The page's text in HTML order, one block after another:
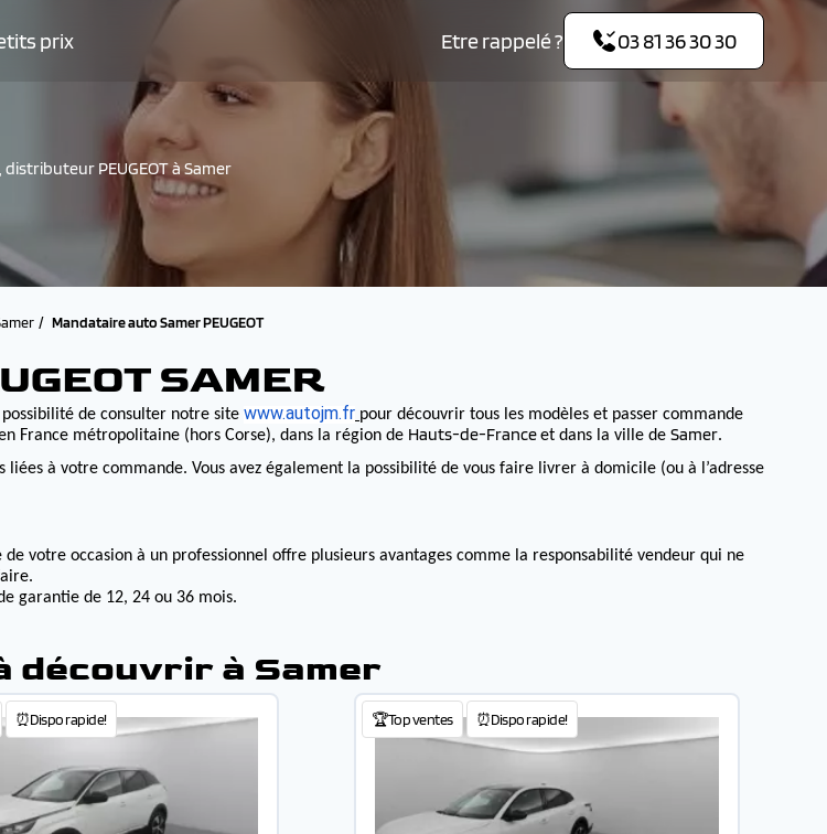
prix Etre rappelé ? 03 81 36 30 30
PEUGEOT à Samer
Mandataire auto Samer PEUGEOT
SAMER
possibilité de consulter notre site www.autojm.fr pour découvrir tous les modèles et passer commande
France métropolitaine (hors Corse), dans la région de Hauts-de-Franceet dans la ville de Samer.
liées à votre commande. Vous avez également la possibilité de vous faire livrer à domicile (ou à l’adresse
votre occasion à un professionnel offre plusieurs avantages comme la responsabilité vendeur qui ne
garantie de 12, 24 ou 36 mois.
découvrir à Samer
⏰Dispo rapide! 🏆Top ventes ⏰Dispo rapide!